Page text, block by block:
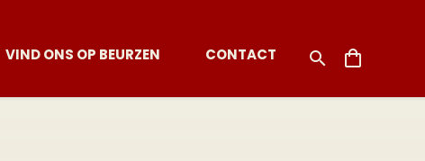
VIND ONS OP BEURZEN CONTACT